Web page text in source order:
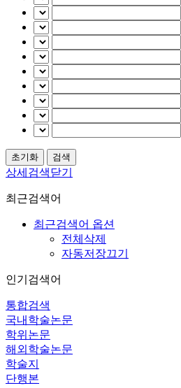
상세검색닫기
최근검색어
최근검색어 옵션
전체삭제
자동저장끄기
인기검색어
통합검색
국내학술논문
학위논문
해외학술논문
학술지
단행본